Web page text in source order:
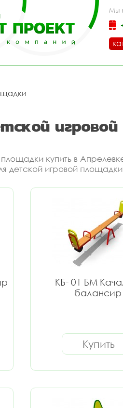
Мы
площадки купить в
детской игровой
КБ- 01 БМ
балансир
Купить